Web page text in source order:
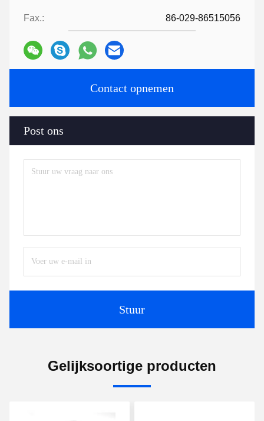
Fax.: 86-029-86515056
Contact opnemen
Post ons
Stuur
Gelijksoortige producten